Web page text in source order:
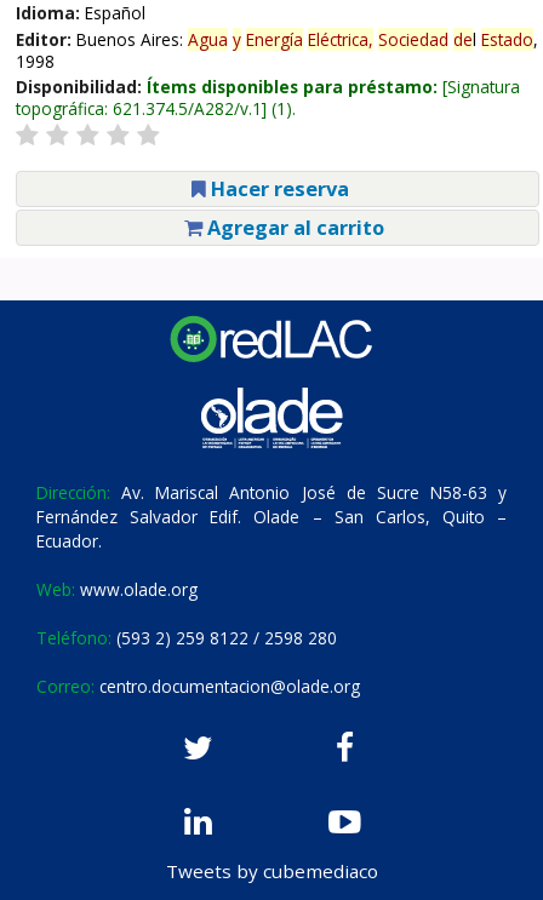
Idioma: Español
Editor: Buenos Aires: Agua y Energía Eléctrica, Sociedad del Estado,
1998
Disponibilidad: Ítems disponibles para préstamo: Signatura
topográfica: 621.374.5/A282/v.1 (1).
Hacer reserva
Agregar al carrito
Dirección: Av. Mariscal Antonio José de Sucre N58-63 y
Fernández Salvador Edif. Olade – San Carlos, Quito –
Ecuador.
Web: www.olade.org
Teléfono: (593 2) 259 8122 / 2598 280
Correo: centro.documentacion@olade.org
Tweets by cubemediaco